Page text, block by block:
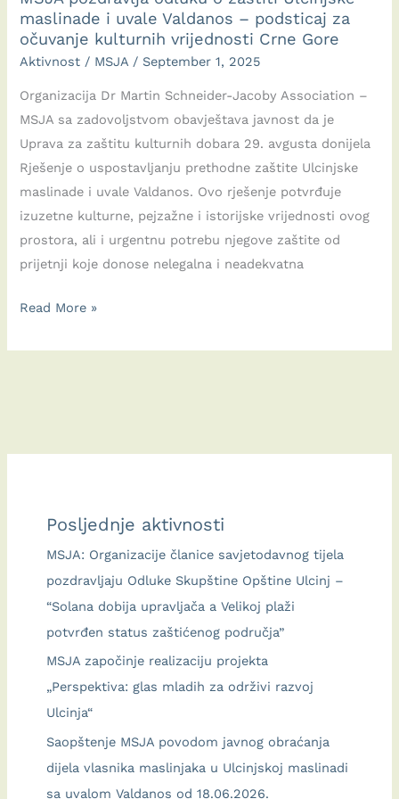
maslinade i uvale Valdanos – podsticaj za
očuvanje kulturnih vrijednosti Crne Gore
Aktivnost / MSJA / September 1, 2025
Organizacija Dr Martin Schneider-Jacoby Association –
MSJA sa zadovoljstvom obavještava javnost da je
Uprava za zaštitu kulturnih dobara 29. avgusta donijela
Rješenje o uspostavljanju prethodne zaštite Ulcinjske
maslinade i uvale Valdanos. Ovo rješenje potvrđuje
izuzetne kulturne, pejzažne i istorijske vrijednosti ovog
prostora, ali i urgentnu potrebu njegove zaštite od
prijetnji koje donose nelegalna i neadekvatna
MSJA
odluku
maslinade
Valdanos
podsticaj
kulturnih
vrijednosti
Crne
Gore
Read More »
Posljednje aktivnosti
MSJA: Organizacije članice savjetodavnog tijela
pozdravljaju Odluke Skupštine Opštine Ulcinj –
“Solana dobija upravljača a Velikoj plaži
potvrđen status zaštićenog područja”
MSJA započinje realizaciju projekta
„Perspektiva: glas mladih za održivi razvoj
Ulcinja“
Saopštenje MSJA povodom javnog obraćanja
dijela vlasnika maslinjaka u Ulcinjskoj maslinadi
sa uvalom Valdanos od 18.06.2026.